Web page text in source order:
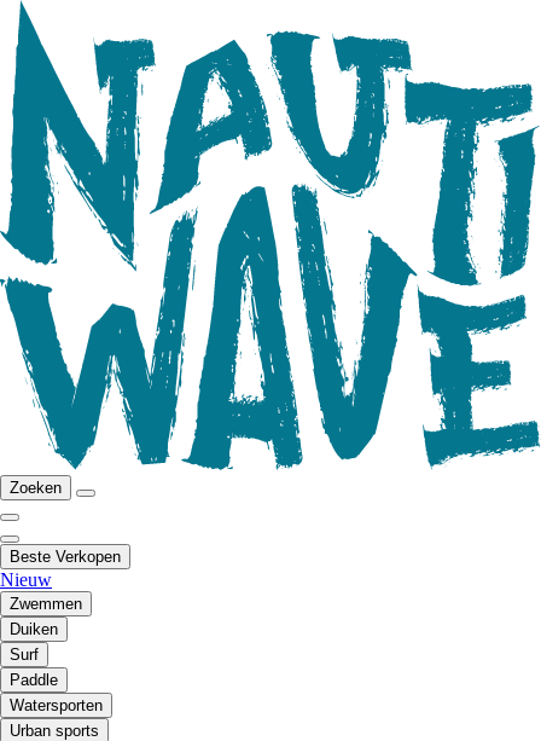
Zoeken
Beste Verkopen
Nieuw
Zwemmen
Duiken
Surf
Paddle
Watersporten
Urban sports